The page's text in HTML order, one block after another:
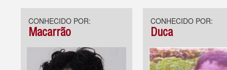
CONHECIDO POR:
Macarrão
CONHECIDO POR:
Duca